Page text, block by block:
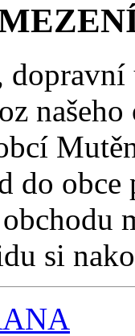
našeho
do obce
si